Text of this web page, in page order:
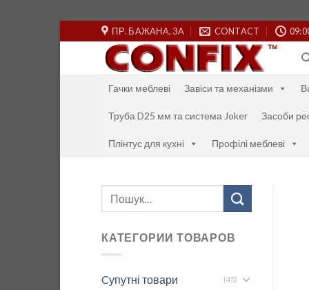
to
ПР. БАЖАНА, 3А CONTACT
Гачки меблеві Завіси та механізми
Труба D25 мм та система Joker Засоби
Плінтус для кухні Профілі меблеві
Шукати:
КАТЕГОРИИ ТОВАРОВ
Cупутні товари (45)